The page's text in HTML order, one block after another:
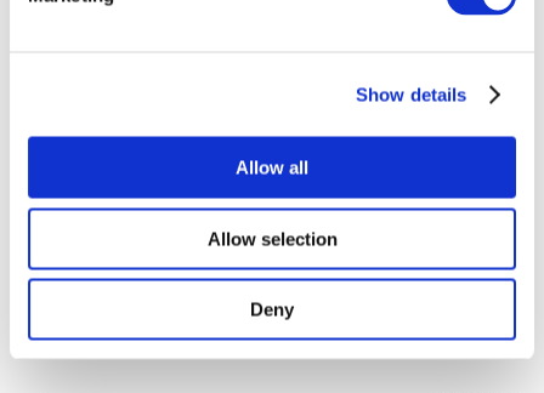
Show details
Allow all
Allow selection
Deny
Наша спецпропозиція
Без піджанру